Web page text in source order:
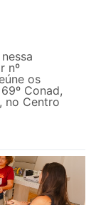
nº
os
Conad,
no Centro